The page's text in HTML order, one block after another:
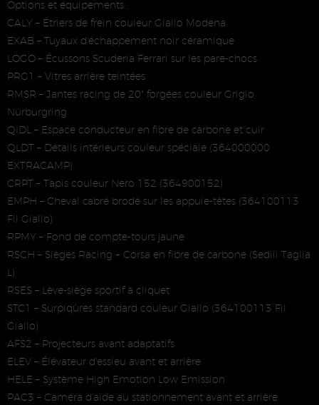
Options et équipements :
CALY – Étriers de frein couleur Giallo Modena
EXAB – Tuyaux d'échappement noir céramique
LOGO – Écussons Scuderia Ferrari sur les pare-chocs
PRG1 – Vitres arrière teintées
RMSR – Jantes racing de 20" forgées couleur Grigio
Nürburgring
QIDL – Espace conducteur en fibre de carbone et cuir
QLDT – Détails intérieurs couleur spéciale (364000000
EXTRACAMP)
CRPT – Tapis couleur Nero 152 (364900152)
EMPH – Cheval cabré brodé sur les appuie-têtes (364100113
Fil Giallo)
RPMY – Fond de compte-tours jaune
RSCH – Sièges Racing + Corsa en fibre de carbone (Sedili Taglia
L)
RSES – Lève-siège sportif à cliquet
STC1 – Surpiqûres standard couleur Giallo (364100113 Fil
Giallo)
AFS2 – Projecteurs avant adaptatifs
ELEV – Élévateur d'essieu avant et arrière
HELE – Système High Emotion Low Emission
PAC3 – Caméra d'aide au stationnement avant et arrière